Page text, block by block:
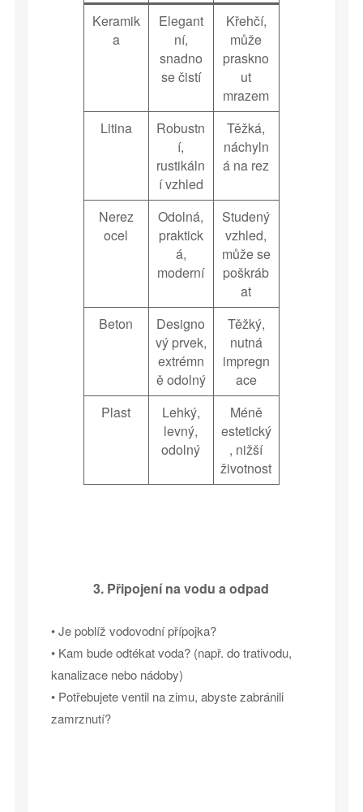
Keramik
a
Elegant
ní,
snadno
se čistí
Křehčí,
může
praskno
ut
mrazem
Litina
Robustn
í,
rustikáln
í vzhled
Těžká,
náchyln
á na rez
Nerez
ocel
Odolná,
praktick
á,
moderní
Studený
vzhled,
může se
poškráb
at
Beton
Designo
vý prvek,
extrémn
ě odolný
Těžký,
nutná
impregn
ace
Plast
Lehký,
levný,
odolný
Méně
estetický
, nižší
životnost
3. Připojení na vodu a odpad
• Je poblíž vodovodní přípojka?
• Kam bude odtékat voda? (např. do trativodu,
kanalizace nebo nádoby)
• Potřebujete ventil na zimu, abyste zabránili
zamrznutí?